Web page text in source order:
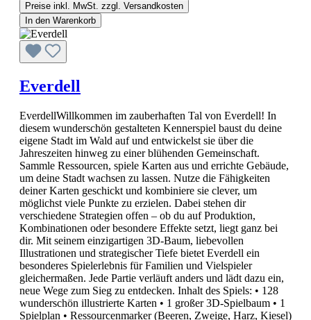
Preise inkl. MwSt. zzgl. Versandkosten
In den Warenkorb
Everdell
EverdellWillkommen im zauberhaften Tal von Everdell! In
diesem wunderschön gestalteten Kennerspiel baust du deine
eigene Stadt im Wald auf und entwickelst sie über die
Jahreszeiten hinweg zu einer blühenden Gemeinschaft.
Sammle Ressourcen, spiele Karten aus und errichte Gebäude,
um deine Stadt wachsen zu lassen. Nutze die Fähigkeiten
deiner Karten geschickt und kombiniere sie clever, um
möglichst viele Punkte zu erzielen. Dabei stehen dir
verschiedene Strategien offen – ob du auf Produktion,
Kombinationen oder besondere Effekte setzt, liegt ganz bei
dir. Mit seinem einzigartigen 3D-Baum, liebevollen
Illustrationen und strategischer Tiefe bietet Everdell ein
besonderes Spielerlebnis für Familien und Vielspieler
gleichermaßen. Jede Partie verläuft anders und lädt dazu ein,
neue Wege zum Sieg zu entdecken. Inhalt des Spiels: • 128
wunderschön illustrierte Karten • 1 großer 3D-Spielbaum • 1
Spielplan • Ressourcenmarker (Beeren, Zweige, Harz, Kiesel)